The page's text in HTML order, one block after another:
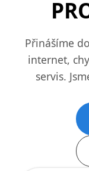
Přinášíme
internet,
servis.